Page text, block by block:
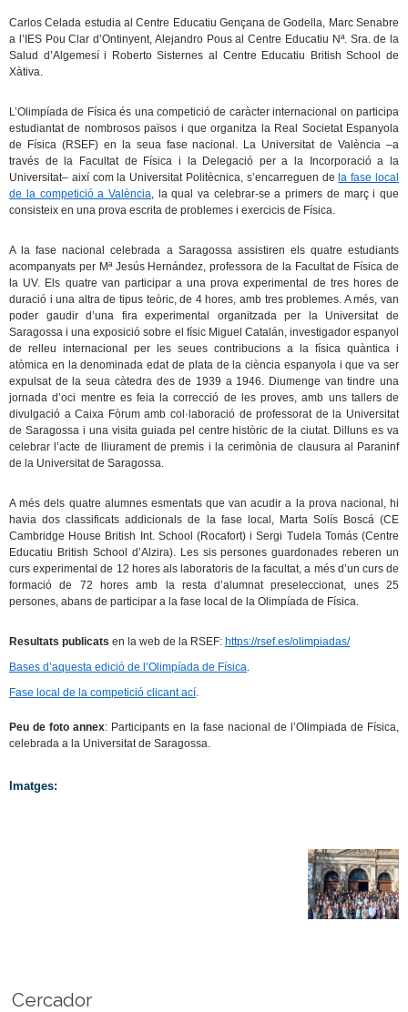
Carlos Celada estudia al Centre Educatiu Gençana de Godella, Marc Senabre
a l’IES Pou Clar d’Ontinyent, Alejandro Pous al Centre Educatiu Nª. Sra. de la
Salud d’Algemesí i Roberto Sisternes al Centre Educatiu British School de
Xàtiva.
L’Olimpíada de Física és una competició de caràcter internacional on participa
estudiantat de nombrosos països i que organitza la Real Societat Espanyola
de Física (RSEF) en la seua fase nacional. La Universitat de València –a
través de la Facultat de Física i la Delegació per a la Incorporació a la
Universitat– així com la Universitat Politècnica, s’encarreguen de la fase local
de la competició a València, la qual va celebrar-se a primers de març i que
consisteix en una prova escrita de problemes i exercicis de Física.
A la fase nacional celebrada a Saragossa assistiren els quatre estudiants
acompanyats per Mª Jesús Hernández, professora de la Facultat de Física de
la UV. Els quatre van participar a una prova experimental de tres hores de
duració i una altra de tipus teòric, de 4 hores, amb tres problemes. A més, van
poder gaudir d’una fira experimental organitzada per la Universitat de
Saragossa i una exposició sobre el físic Miguel Catalán, investigador espanyol
de relleu internacional per les seues contribucions a la física quàntica i
atòmica en la denominada edat de plata de la ciència espanyola i que va ser
expulsat de la seua càtedra des de 1939 a 1946. Diumenge van tindre una
jornada d’oci mentre es feia la correcció de les proves, amb uns tallers de
divulgació a Caixa Fòrum amb col·laboració de professorat de la Universitat
de Saragossa i una visita guiada pel centre històric de la ciutat. Dilluns es va
celebrar l’acte de lliurament de premis i la cerimònia de clausura al Paraninf
de la Universitat de Saragossa.
A més dels quatre alumnes esmentats que van acudir a la prova nacional, hi
haviados classificats addicionals de la fase local, Marta Solís Boscá (CE
Cambridge House British Int. School (Rocafort) i Sergi Tudela Tomás (Centre
Educatiu British School d’Alzira). Les sis persones guardonades reberen un
curs experimental de 12 hores als laboratoris de la facultat, a més d’un curs de
formació de 72 hores amb la resta d’alumnat preseleccionat, unes 25
persones, abans de participar a la fase local de la Olimpíada de Física.
Resultats publicats en la web de la RSEF:https://rsef.es/olimpiadas/
Bases d’aquesta edició de l’Olimpíada de Física.
Fase local de la competició clicant ací
Peu de foto annex: Participants en la fase nacional de l’Olimpiada de Física,
celebrada a la Universitat de Saragossa.
Imatges:
Cercador